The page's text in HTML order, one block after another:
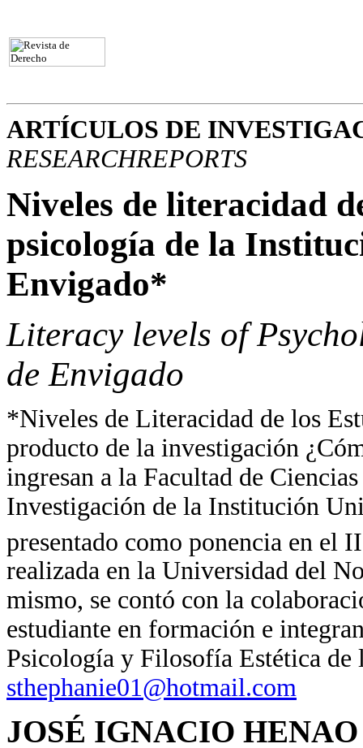
ARTÍCULOS DE
RESEARCHREPORTS
Niveles de literacidad
psicología de la
Envigado*
Literacy levels of
de Envigado
*Niveles de Literacidad de los
producto de la investigación
ingresan a la Facultad de
Investigación de la Institución
presentado como ponencia en el
realizada en la Universidad del
mismo, se contó con la
estudiante en formación e
Psicología y Filosofía Estética
sthephanie01@hotmail.com
JOSÉ IGNACIO